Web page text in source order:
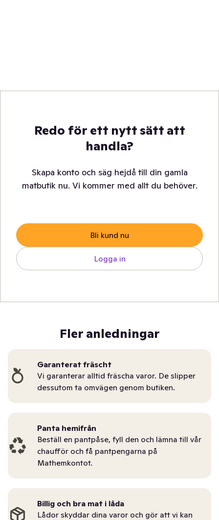
Redo för ett nytt sätt att
handla?
Skapa konto och säg hejdå till din gamla
matbutik nu. Vi kommer med allt du behöver.
Bli kund nu
Logga in
Fler anledningar
Garanterat fräscht
Vi garanterar alltid fräscha varor. De slipper
dessutom ta omvägen genom butiken.
Panta hemifrån
Beställ en pantpåse, fyll den och lämna till vår
chaufför och få pantpengarna på
Mathemkontot.
Billig och bra mat i låda
Lådor skyddar dina varor och gör att vi kan